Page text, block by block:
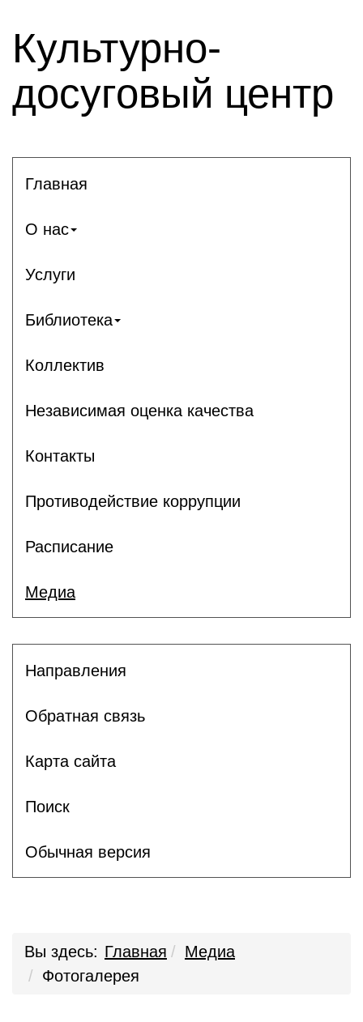
Культурно-
досуговый центр
Главная
О нас
Услуги
Библиотека
Коллектив
Независимая оценка качества
Контакты
Противодействие коррупции
Расписание
Медиа
Направления
Обратная связь
Карта сайта
Поиск
Обычная версия
Вы здесь: Главная
Медиа
Фотогалерея